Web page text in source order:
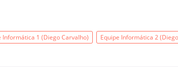
Informática 1 (Diego Carvalho) Equipe Informática 2